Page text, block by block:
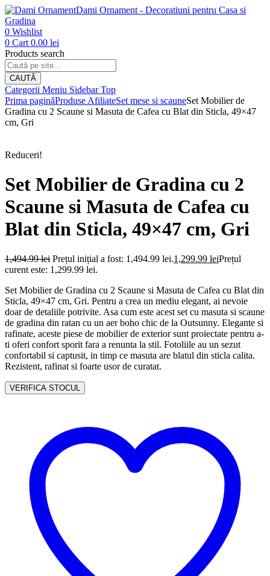
Dami Ornament - Decoratiuni pentru Casa si
Gradina
0 Wishlist
0 Cart 0.00 lei
Products search
CAUTĂ
Categorii Meniu Sidebar Top
Prima paginăProduse AfiliateSet mese si scauneSet Mobilier de
Gradina cu 2 Scaune si Masuta de Cafea cu Blat din Sticla, 49×47
cm, Gri
Reduceri!
Set Mobilier de Gradina cu 2
Scaune si Masuta de Cafea cu
Blat din Sticla, 49×47 cm, Gri
1,494.99lei Prețul inițial a fost: 1,494.99 lei.1,299.99 leiPrețul
curent este: 1,299.99 lei.
Set Mobilier de Gradina cu 2 Scaune si Masuta de Cafea cu Blat din
Sticla, 49×47 cm, Gri. Pentru a crea un mediu elegant, ai nevoie
doar de detaliile potrivite. Asa cum este acest set cu masuta si scaune
de gradina din ratan cu un aer boho chic de la Outsunny. Elegante si
rafinate, aceste piese de mobilier de exterior sunt proiectate pentru a-
ti oferi confort sporit fara a renunta la stil. Fotoliile au un sezut
confortabil si captusit, in timp ce masuta are blatul din sticla calita.
Rezistent, rafinat si foarte usor de curatat.
VERIFICA STOCUL